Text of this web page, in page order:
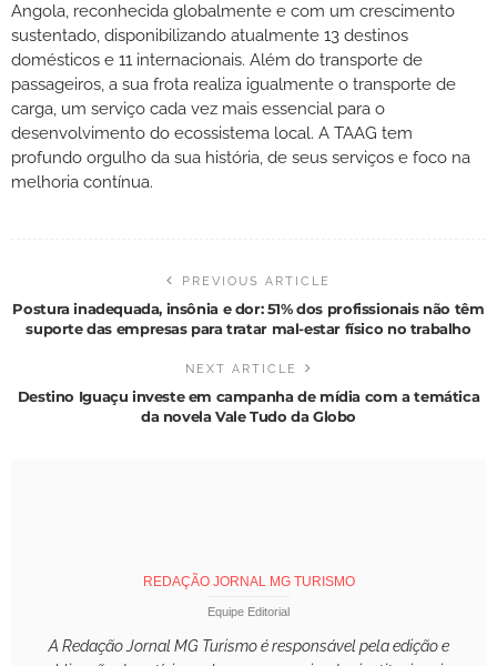
Angola, reconhecida globalmente e com um crescimento
sustentado, disponibilizando atualmente 13 destinos
domésticos e 11 internacionais. Além do transporte de
passageiros, a sua frota realiza igualmente o transporte de
carga, um serviço cada vez mais essencial para o
desenvolvimento do ecossistema local. A TAAG tem
profundo orgulho da sua história, de seus serviços e foco na
melhoria contínua.
PREVIOUS ARTICLE
Postura inadequada, insônia e dor: 51% dos profissionais não têm
suporte das empresas para tratar mal-estar físico no trabalho
NEXT ARTICLE
Destino Iguaçu investe em campanha de mídia com a temática
da novela Vale Tudo da Globo
REDAÇÃO JORNAL MG TURISMO
Equipe Editorial
A Redação Jornal MG Turismo é responsável pela edição e